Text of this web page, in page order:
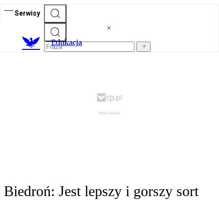
Serwisy
Edukacja
Biedroń: Jest lepszy i gorszy sort